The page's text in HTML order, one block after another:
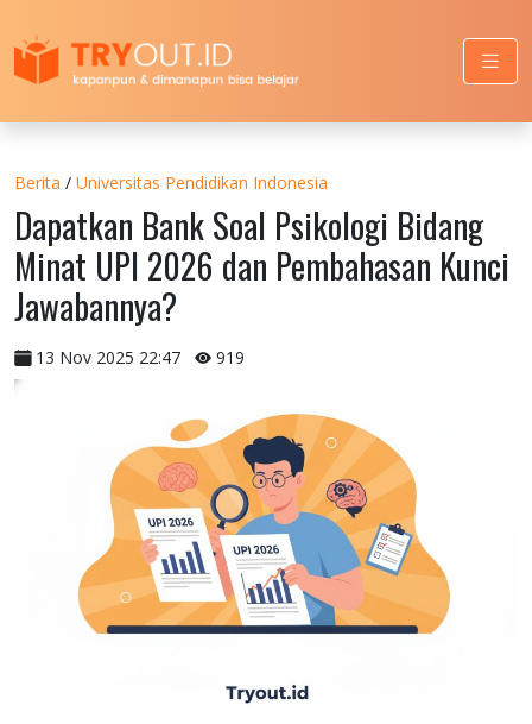
Berita / Universitas Pendidikan Indonesia
Dapatkan Bank Soal Psikologi Bidang
Minat UPI 2026 dan Pembahasan Kunci
Jawabannya?
13 Nov 2025 22:47 919